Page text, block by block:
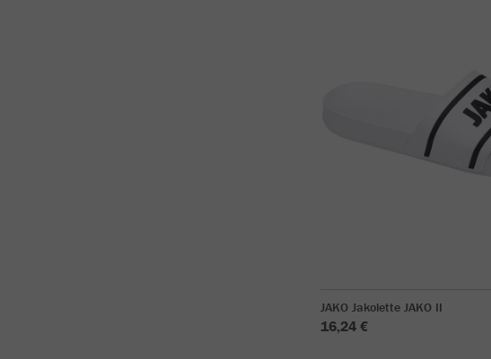
JAKO Jakolette JAKO II
16,24 €